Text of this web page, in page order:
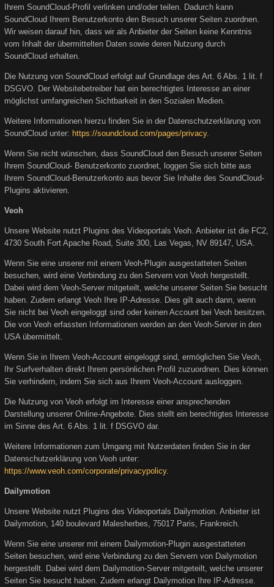
Ihrem SoundCloud-Profil verlinken und/oder teilen. Dadurch kann
SoundCloud Ihrem Benutzerkonto den Besuch unserer Seiten zuordnen.
Wir weisen darauf hin, dass wir als Anbieter der Seiten keine Kenntnis
vom Inhalt der übermittelten Daten sowie deren Nutzung durch
SoundCloud erhalten.
Die Nutzung von SoundCloud erfolgt auf Grundlage des Art. 6 Abs. 1 lit. f
DSGVO. Der Websitebetreiber hat ein berechtigtes Interesse an einer
möglichst umfangreichen Sichtbarkeit in den Sozialen Medien.
Weitere Informationen hierzu finden Sie in der Datenschutzerklärung von
SoundCloud unter: https://soundcloud.com/pages/privacy.
Wenn Sie nicht wünschen, dass SoundCloud den Besuch unserer Seiten
Ihrem SoundCloud- Benutzerkonto zuordnet, loggen Sie sich bitte aus
Ihrem SoundCloud-Benutzerkonto aus bevor Sie Inhalte des SoundCloud-
Plugins aktivieren.
Veoh
Unsere Website nutzt Plugins des Videoportals Veoh. Anbieter ist die FC2,
4730 South Fort Apache Road, Suite 300, Las Vegas, NV 89147, USA.
Wenn Sie eine unserer mit einem Veoh-Plugin ausgestatteten Seiten
besuchen, wird eine Verbindung zu den Servern von Veoh hergestellt.
Dabei wird dem Veoh-Server mitgeteilt, welche unserer Seiten Sie besucht
haben. Zudem erlangt Veoh Ihre IP-Adresse. Dies gilt auch dann, wenn
Sie nicht bei Veoh eingeloggt sind oder keinen Account bei Veoh besitzen.
Die von Veoh erfassten Informationen werden an den Veoh-Server in den
USA übermittelt.
Wenn Sie in Ihrem Veoh-Account eingeloggt sind, ermöglichen Sie Veoh,
Ihr Surfverhalten direkt Ihrem persönlichen Profil zuzuordnen. Dies können
Sie verhindern, indem Sie sich aus Ihrem Veoh-Account ausloggen.
Die Nutzung von Veoh erfolgt im Interesse einer ansprechenden
Darstellung unserer Online-Angebote. Dies stellt ein berechtigtes Interesse
im Sinne des Art. 6 Abs. 1 lit. f DSGVO dar.
Weitere Informationen zum Umgang mit Nutzerdaten finden Sie in der
Datenschutzerklärung von Veoh unter:
https://www.veoh.com/corporate/privacypolicy.
Dailymotion
Unsere Website nutzt Plugins des Videoportals Dailymotion. Anbieter ist
Dailymotion, 140 boulevard Malesherbes, 75017 Paris, Frankreich.
Wenn Sie eine unserer mit einem Dailymotion-Plugin ausgestatteten
Seiten besuchen, wird eine Verbindung zu den Servern von Dailymotion
hergestellt. Dabei wird dem Dailymotion-Server mitgeteilt, welche unserer
Seiten Sie besucht haben. Zudem erlangt Dailymotion Ihre IP-Adresse.